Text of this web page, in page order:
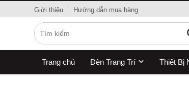
Giới thiệu Hướng dẫn mua hàng
Trang chủ Đèn Trang Trí Thiết Bị